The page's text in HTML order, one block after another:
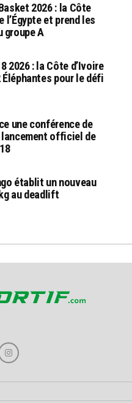
2026 : la Côte
l’Égypte et prend les
groupe A
2026 : la Côte d’Ivoire
pour le défi
une conférence de
lancement officiel de
établit un nouveau
au deadlift